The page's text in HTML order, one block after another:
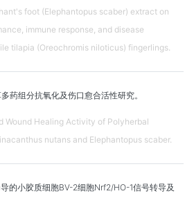
foot (Elephantopus scaber) extract on
immune response, and disease
tilapia (Oreochromis niloticus) fingerlings.
药组分抗氧化及伤口愈合活性研究。
Wound Healing Activity of Polyherbal
nutans and Elephantopus scaber.
的小胶质细胞BV-2细胞Nrf2/HO-1信号转导及